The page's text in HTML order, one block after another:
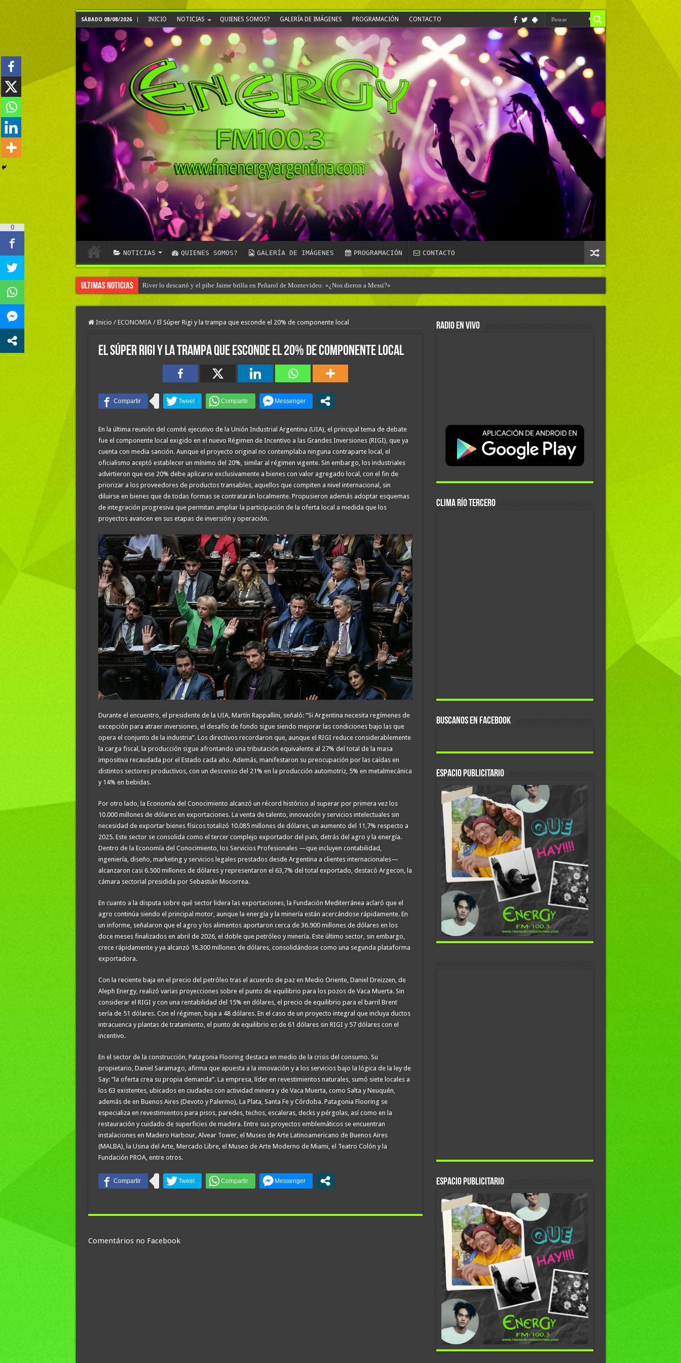
SÁBADO 08/08/2026 INICIO NOTICIAS QUIENES SOMOS? GALERÍA DE IMÁGENES PROGRAMACIÓN CONTACTO
NOTICIAS QUIENES SOMOS? GALERÍA DE IMÁGENES PROGRAMACIÓN CONTACTO
Ultimas Noticias River lo descartó y el pibe Jaime brilla en Peñarol de Montevideo: «¿Nos dieron a Messi?»
Inicio / ECONOMIA / El Súper Rigi y la trampa que esconde el 20% de componente local
El Súper Rigi y la trampa que esconde el 20% de componente local
En la última reunión del comité ejecutivo de la Unión Industrial Argentina (UIA), el principal tema de debate
fue el componente local exigido en el nuevo Régimen de Incentivo a las Grandes Inversiones (RIGI), que ya
cuenta con media sanción. Aunque el proyecto original no contemplaba ninguna contraparte local, el
oficialismo aceptó establecer un mínimo del 20%, similar al régimen vigente. Sin embargo, los industriales
advirtieron que ese 20% debe aplicarse exclusivamente a bienes con valor agregado local, con el fin de
priorizar a los proveedores de productos transables, aquellos que compiten a nivel internacional, sin
diluirse en bienes que de todas formas se contratarán localmente. Propusieron además adoptar esquemas
de integración progresiva que permitan ampliar la participación de la oferta local a medida que los
proyectos avancen en sus etapas de inversión y operación.
Durante el encuentro, el presidente de la UIA, Martín Rappallini, señaló: “Si Argentina necesita regímenes de
excepción para atraer inversiones, el desafío de fondo sigue siendo mejorar las condiciones bajo las que
opera el conjunto de la industria”. Los directivos recordaron que, aunque el RIGI reduce considerablemente
la carga fiscal, la producción sigue afrontando una tributación equivalente al 27% del total de la masa
impositiva recaudada por el Estado cada año. Además, manifestaron su preocupación por las caídas en
distintos sectores productivos, con un descenso del 21% en la producción automotriz, 5% en metalmecánica
y 14% en bebidas.
Por otro lado, la Economía del Conocimiento alcanzó un récord histórico al superar por primera vez los
10.000 millones de dólares en exportaciones. La venta de talento, innovación y servicios intelectuales sin
necesidad de exportar bienes físicos totalizó 10.085 millones de dólares, un aumento del 11,7% respecto a
2025. Este sector se consolida como el tercer complejo exportador del país, detrás del agro y la energía.
Dentro de la Economía del Conocimiento, los Servicios Profesionales —que incluyen contabilidad,
ingeniería, diseño, marketing y servicios legales prestados desde Argentina a clientes internacionales—
alcanzaron casi 6.500 millones de dólares y representaron el 63,7% del total exportado, destacó Argecon, la
cámara sectorial presidida por Sebastián Mocorrea.
En cuanto a la disputa sobre qué sector lidera las exportaciones, la Fundación Mediterránea aclaró que el
agro continúa siendo el principal motor, aunque la energía y la minería están acercándose rápidamente. En
un informe, señalaron que el agro y los alimentos aportaron cerca de 36.900 millones de dólares en los
doce meses finalizados en abril de 2026, el doble que petróleo y minería. Este último sector, sin embargo,
crece rápidamente y ya alcanzó 18.300 millones de dólares, consolidándose como una segunda plataforma
exportadora.
Con la reciente baja en el precio del petróleo tras el acuerdo de paz en Medio Oriente, Daniel Dreizzen, de
Aleph Energy, realizó varias proyecciones sobre el punto de equilibrio para los pozos de Vaca Muerta. Sin
considerar el RIGI y con una rentabilidad del 15% en dólares, el precio de equilibrio para el barril Brent
sería de 51 dólares. Con el régimen, baja a 48 dólares. En el caso de un proyecto integral que incluya ductos
intracuenca y plantas de tratamiento, el punto de equilibrio es de 61 dólares sin RIGI y 57 dólares con el
incentivo.
En el sector de la construcción, Patagonia Flooring destaca en medio de la crisis del consumo. Su
propietario, Daniel Saramago, afirma que apuesta a la innovación y a los servicios bajo la lógica de la ley de
Say: “la oferta crea su propia demanda”. La empresa, líder en revestimientos naturales, sumó siete locales a
los 63 existentes, ubicados en ciudades con actividad minera y de Vaca Muerta, como Salta y Neuquén,
además de en Buenos Aires (Devoto y Palermo), La Plata, Santa Fe y Córdoba. Patagonia Flooring se
especializa en revestimientos para pisos, paredes, techos, escaleras, decks y pérgolas, así como en la
restauración y cuidado de superficies de madera. Entre sus proyectos emblemáticos se encuentran
instalaciones en Madero Harbour, Alvear Tower, el Museo de Arte Latinoamericano de Buenos Aires
(MALBA), la Usina del Arte, Mercado Libre, el Museo de Arte Moderno de Miami, el Teatro Colón y la
Fundación PROA, entre otros.
Comentários no Facebook
RADIO EN VIVO
CLIMA Río Tercero
BUSCANOS EN FACEBOOK
ESPACIO PUBLICITARIO
Espacio Publicitario
0